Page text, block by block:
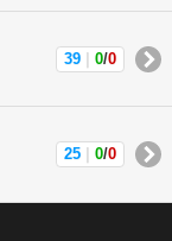
39 0/0
25 0/0